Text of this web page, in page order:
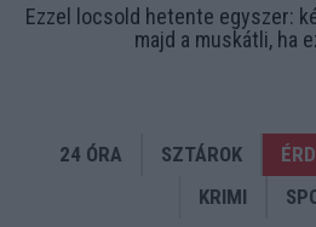
Ezzel locsold hetente egyszer:
majd a muskátli, ha
24 ÓRA SZTÁROK
KRIMI